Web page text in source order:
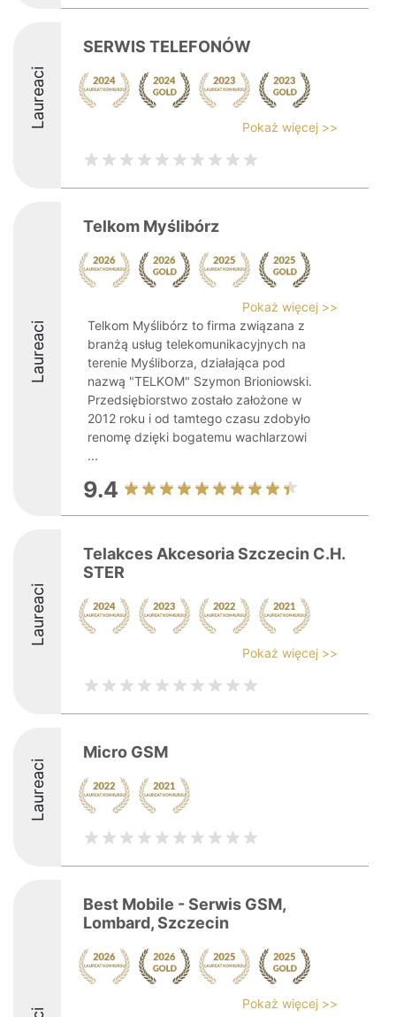
Laureaci
SERWIS TELEFONÓW
Pokaż więcej >>
Laureaci
Telkom Myślibórz
Pokaż więcej >>
Telkom Myślibórz to firma związana z
branżą usług telekomunikacyjnych na
terenie Myśliborza, działająca pod
nazwą "TELKOM" Szymon Brioniowski.
Przedsiębiorstwo zostało założone w
2012 roku i od tamtego czasu zdobyło
renomę dzięki bogatemu wachlarzowi
...
9.4
Laureaci
Telakces Akcesoria Szczecin C.H.
STER
Pokaż więcej >>
Laureaci
Micro GSM
Best Mobile - Serwis GSM,
Lombard, Szczecin
Pokaż więcej >>